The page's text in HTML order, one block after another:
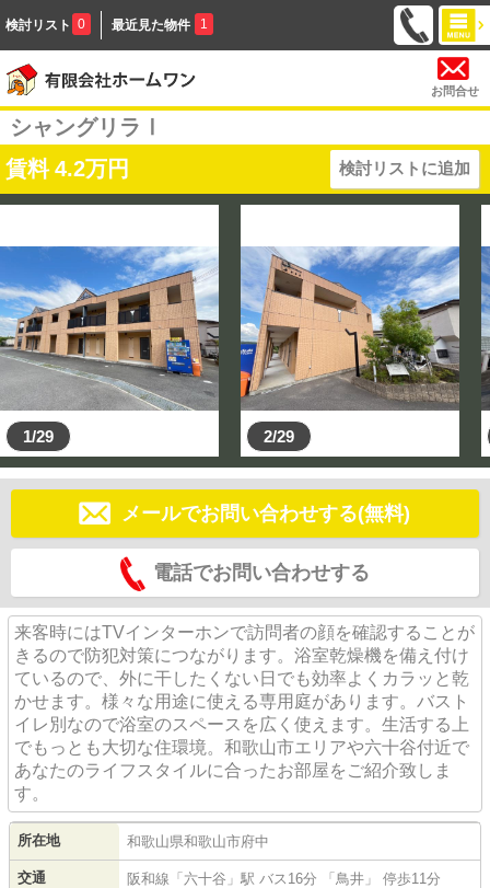
検討リスト 0 最近見た物件 1
お問合せ
シャングリラⅠ
賃料 4.2万円 検討リストに追加
1/29 2/29
メールでお問い合わせする(無料)
電話でお問い合わせする
来客時にはTVインターホンで訪問者の顔を確認することが
きるので防犯対策につながります。浴室乾燥機を備え付け
ているので、外に干したくない日でも効率よくカラッと乾
かせます。様々な用途に使える専用庭があります。バスト
イレ別なので浴室のスペースを広く使えます。生活する上
でもっとも大切な住環境。和歌山市エリアや六十谷付近で
あなたのライフスタイルに合ったお部屋をご紹介致しま
す。
所在地 和歌山県和歌山市府中
交通 阪和線 「 六十谷 」駅 バス16分 「鳥井」 停歩11分